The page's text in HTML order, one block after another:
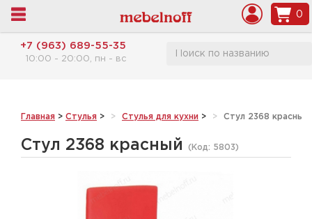
0
+7 (963) 689-55-35
10:00 - 20:00, пн - вс
Главная > Стулья > Стулья для кухни > Стул 2368 красный
Стул 2368 красный (Код: 5803)